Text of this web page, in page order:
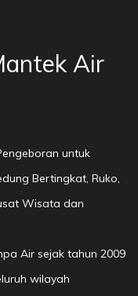
Air
untuk
Bertingkat, Ruko,
Wisata dan
Air sejak tahun 2009
wilayah